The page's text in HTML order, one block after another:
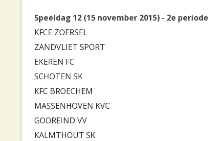
Speeldag 12 (15 november 2015) - 2e periode
KFCE ZOERSEL
ZANDVLIET SPORT
EKEREN FC
SCHOTEN SK
KFC BROECHEM
MASSENHOVEN KVC
GOOREIND VV
KALMTHOUT SK